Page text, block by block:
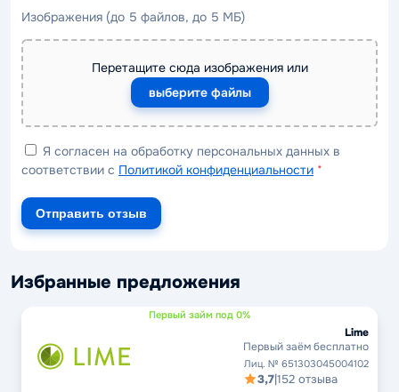
Изображения (до 5 файлов, до 5 МБ)
Перетащите сюда изображения или
выберите файлы
Я согласен на обработку персональных данных в
соответствии с Политикой конфиденциальности *
Отправить отзыв
Избранные предложения
Первый займ под 0%
Lime
Первый заём бесплатно
Лиц. № 651303045004102
3,7|152 отзыва